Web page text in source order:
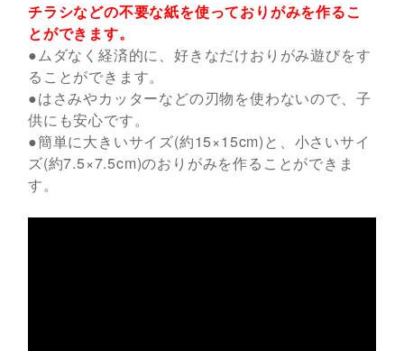
チラシなどの不要な紙を使っておりがみを作るこ
とができます。
●ムダなく経済的に、好きなだけおりがみ遊びをす
ることができます。
●はさみやカッターなどの刃物を使わないので、子
供にも安心です。
●簡単に大きいサイズ(約15×15cm)と、小さいサイ
ズ(約7.5×7.5cm)のおりがみを作ることができま
す。